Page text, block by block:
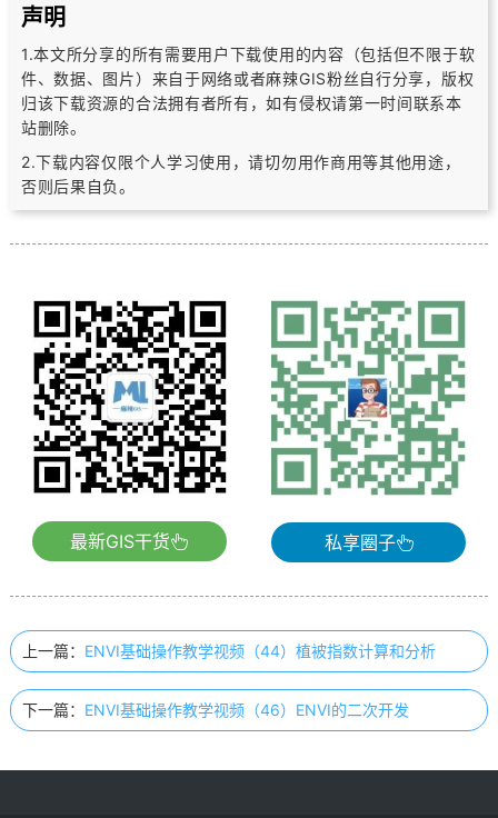
声明
1.本文所分享的所有需要用户下载使用的内容（包括但不限于软
件、数据、图片） 来自于网络或者麻辣GIS粉丝自行分享，版权
归该下载资源的合法拥有者所有，如有侵权请第一时间联系本
站删除。
2.下载内容仅限个人学习使用，请切勿用作商用等其他用途，
否则后果自负。
最新GIS干货 私享圈子
上一篇： ENVI基础操作教学视频（44）植被指数计算和分析
下一篇： ENVI基础操作教学视频（46）ENVI的二次开发